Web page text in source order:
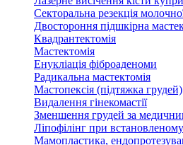
Секторальна резекція
Двостороння підшкірна
Квадрантектомія
Мастектомія
Енукліація фіброаденоми
Радикальна мастектомія
Мастопексія (підтяжка грудей)
Видалення гінекомастії
Зменшення грудей за
Ліпофілінг при
Мамопластика,